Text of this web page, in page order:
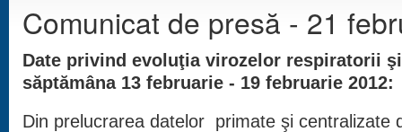
Comunicat de presă - 21
Date privind evoluţia virozelor respiratorii
săptămâna 13 februarie - 19 februarie 2012:
Din prelucrarea datelor primate şi centralizate